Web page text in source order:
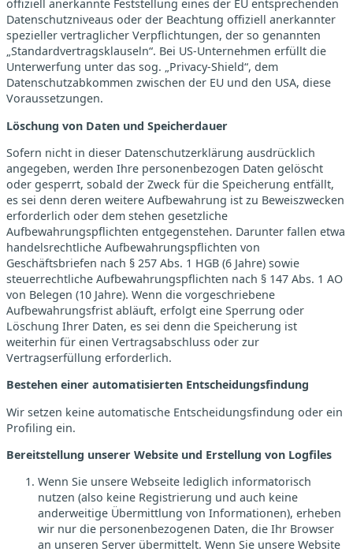
offiziell anerkannte Feststellung eines der EU entsprechenden
Datenschutzniveaus oder der Beachtung offiziell anerkannter
spezieller vertraglicher Verpflichtungen, der so genannten
„Standardvertragsklauseln“. Bei US-Unternehmen erfüllt die
Unterwerfung unter das sog. „Privacy-Shield“, dem
Datenschutzabkommen zwischen der EU und den USA, diese
Voraussetzungen.
Löschung von Daten und Speicherdauer
Sofern nicht in dieser Datenschutzerklärung ausdrücklich
angegeben, werden Ihre personenbezogen Daten gelöscht
oder gesperrt, sobald der Zweck für die Speicherung entfällt,
es sei denn deren weitere Aufbewahrung ist zu Beweiszwecken
erforderlich oder dem stehen gesetzliche
Aufbewahrungspflichten entgegenstehen. Darunter fallen etwa
handelsrechtliche Aufbewahrungspflichten von
Geschäftsbriefen nach § 257 Abs. 1 HGB (6 Jahre) sowie
steuerrechtliche Aufbewahrungspflichten nach § 147 Abs. 1 AO
von Belegen (10 Jahre). Wenn die vorgeschriebene
Aufbewahrungsfrist abläuft, erfolgt eine Sperrung oder
Löschung Ihrer Daten, es sei denn die Speicherung ist
weiterhin für einen Vertragsabschluss oder zur
Vertragserfüllung erforderlich.
Bestehen einer automatisierten Entscheidungsfindung
Wir setzen keine automatische Entscheidungsfindung oder ein
Profiling ein.
Bereitstellung unserer Website und Erstellung von Logfiles
Wenn Sie unsere Webseite lediglich informatorisch
nutzen (also keine Registrierung und auch keine
anderweitige Übermittlung von Informationen), erheben
wir nur die personenbezogenen Daten, die Ihr Browser
an unseren Server übermittelt. Wenn Sie unsere Website